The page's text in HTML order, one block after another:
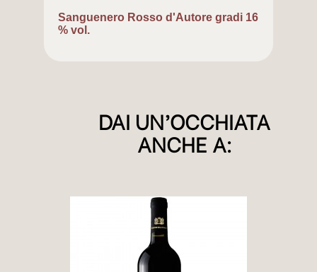
Sanguenero Rosso d'Autore gradi 16
% vol.
DAI UN’OCCHIATA
ANCHE A: